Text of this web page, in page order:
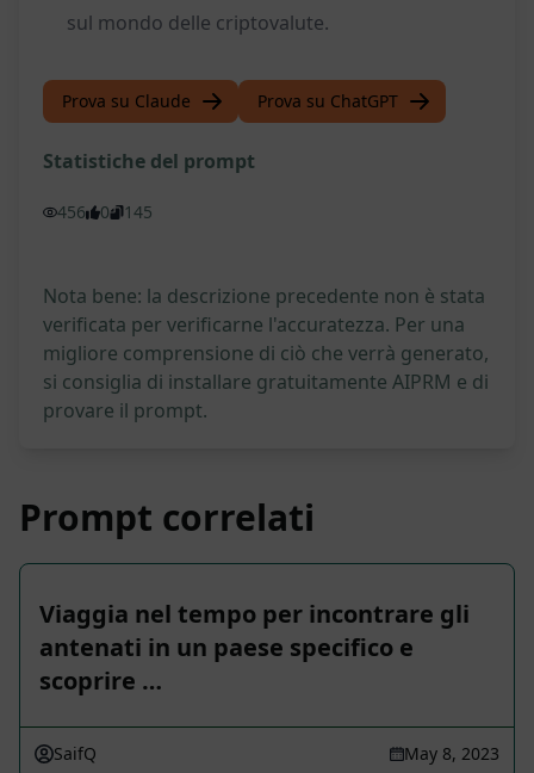
sul mondo delle criptovalute.
Prova su Claude Prova su ChatGPT
Statistiche del prompt
456 0 145
Nota bene: la descrizione precedente non è stata
verificata per verificarne l'accuratezza. Per una
migliore comprensione di ciò che verrà generato,
si consiglia di installare gratuitamente AIPRM e di
provare il prompt.
Prompt correlati
Viaggia nel tempo per incontrare gli
antenati in un paese specifico e
scoprire …
SaifQ May 8, 2023